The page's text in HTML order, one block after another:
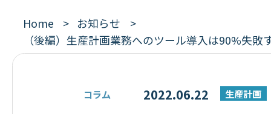
Home
お知らせ
（後編）生産計画業務へのツール導入は90%失
コラム 2022.06.22 生産計画